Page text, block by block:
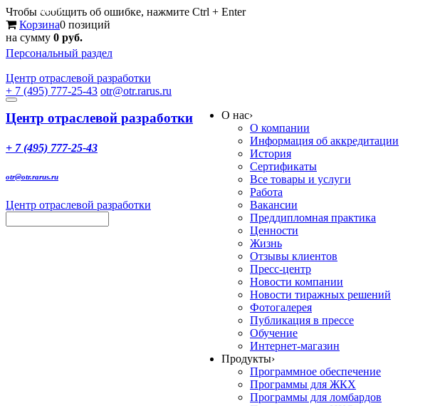
Чтобы сообщить об ошибке, нажмите Ctrl + Enter
Корзина0 позиций
на сумму 0 руб.
Персональный раздел
Центр отраслевой разработки
+ 7 (495) 777-25-43 otr@otr.rarus.ru
Toggle
navigation
Меню
Центр отраслевой разработки
+ 7 (495) 777-25-43
otr@otr.rarus.ru
Центр отраслевой разработки
О нас›
О компании
Информация об аккредитации
История
Сертификаты
Все товары и услуги
Работа
Вакансии
Преддипломная практика
Ценности
Жизнь
Отзывы клиентов
Пресс-центр
Новости компании
Новости тиражных решений
Фотогалерея
Публикация в прессе
Обучение
Интернет-магазин
Продукты›
Программное обеспечение
Программы для ЖКХ
Программы для ломбардов